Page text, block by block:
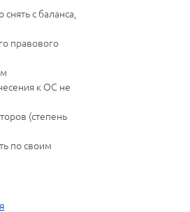
с баланса,
правового
к ОС не
(степень
по своим